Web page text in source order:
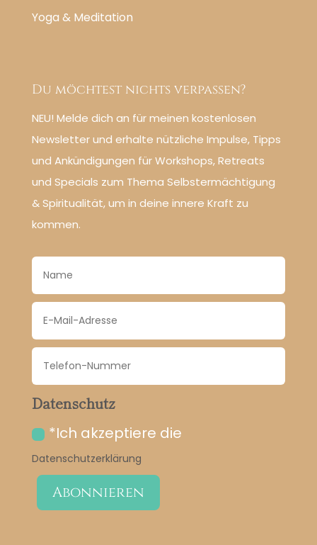
Du möchtest nichts verpassen?
NEU! Melde dich an für meinen kostenlosen
Newsletter und erhalte nützliche Impulse, Tipps
und Ankündigungen für Workshops, Retreats
und Specials zum Thema Selbstermächtigung
& Spiritualität, um in deine innere Kraft zu
kommen.
Datenschutz
*Ich akzeptiere die
Datenschutzerklärung
Abonnieren
Yoga & Meditation